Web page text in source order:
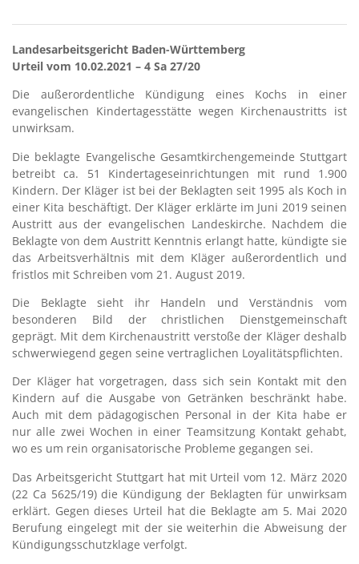
Landesarbeitsgericht Baden-Württemberg
Urteil vom 10.02.2021 – 4 Sa 27/20
Die außerordentliche Kündigung eines Kochs in einer
evangelischen Kindertagesstätte wegen Kirchenaustritts ist
unwirksam.
Die beklagte Evangelische Gesamtkirchengemeinde Stuttgart
betreibt ca. 51 Kindertageseinrichtungen mit rund 1.900
Kindern. Der Kläger ist bei der Beklagten seit 1995 als Koch in
einer Kita beschäftigt. Der Kläger erklärte im Juni 2019 seinen
Austritt aus der evangelischen Landeskirche. Nachdem die
Beklagte von dem Austritt Kenntnis erlangt hatte, kündigte sie
das Arbeitsverhältnis mit dem Kläger außerordentlich und
fristlos mit Schreiben vom 21. August 2019.
Die Beklagte sieht ihr Handeln und Verständnis vom
besonderen Bild der christlichen Dienstgemeinschaft
geprägt. Mit dem Kirchenaustritt verstoße der Kläger deshalb
schwerwiegend gegen seine vertraglichen Loyalitätspflichten.
Der Kläger hat vorgetragen, dass sich sein Kontakt mit den
Kindern auf die Ausgabe von Getränken beschränkt habe.
Auch mit dem pädagogischen Personal in der Kita habe er
nur alle zwei Wochen in einer Teamsitzung Kontakt gehabt,
wo es um rein organisatorische Probleme gegangen sei.
Das Arbeitsgericht Stuttgart hat mit Urteil vom 12. März 2020
(22 Ca 5625/19) die Kündigung der Beklagten für unwirksam
erklärt. Gegen dieses Urteil hat die Beklagte am 5. Mai 2020
Berufung eingelegt mit der sie weiterhin die Abweisung der
Kündigungsschutzklage verfolgt.